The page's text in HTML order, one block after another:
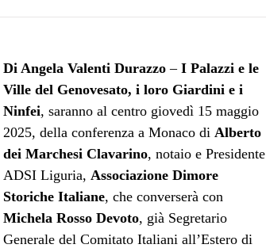
Di Angela Valenti Durazzo– I Palazzi e le
Ville del Genovesato, i loro Giardini e i
Ninfei, saranno al centro giovedì 15 maggio
2025, della conferenza a Monaco di Alberto
dei Marchesi Clavarino, notaio e Presidente
ADSI Liguria, Associazione Dimore
Storiche Italiane, che converserà con
Michela Rosso Devoto, già Segretario
Generale del Comitato Italiani all’Estero di